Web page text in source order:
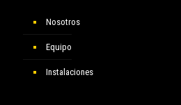
Nosotros
Equipo
Instalaciones